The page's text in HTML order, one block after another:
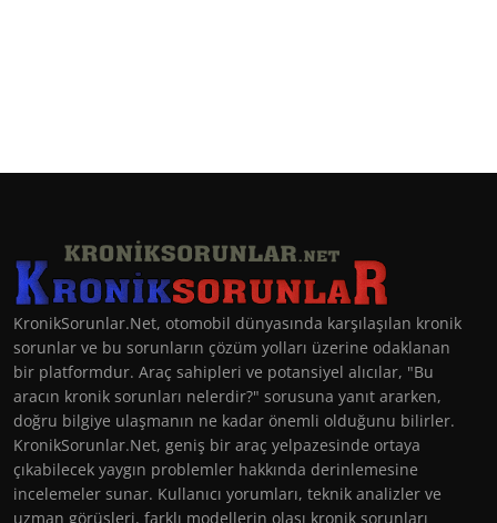
KronikSorunlar.Net, otomobil dünyasında karşılaşılan kronik
sorunlar ve bu sorunların çözüm yolları üzerine odaklanan
bir platformdur. Araç sahipleri ve potansiyel alıcılar, "Bu
aracın kronik sorunları nelerdir?" sorusuna yanıt ararken,
doğru bilgiye ulaşmanın ne kadar önemli olduğunu bilirler.
KronikSorunlar.Net, geniş bir araç yelpazesinde ortaya
çıkabilecek yaygın problemler hakkında derinlemesine
incelemeler sunar. Kullanıcı yorumları, teknik analizler ve
uzman görüşleri, farklı modellerin olası kronik sorunları